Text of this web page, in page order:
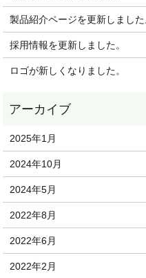
製品紹介ページを更新しました
採用情報を更新しました。
ロゴが新しくなりました。
2025年1月
2024年10月
2024年5月
2022年8月
2022年6月
2022年2月